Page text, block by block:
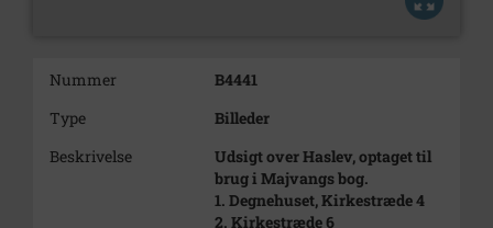
Nummer
B4441
Type
Billeder
Beskrivelse
Udsigt over Haslev, optaget til
brug i Majvangs bog.
1. Degnehuset, Kirkestræde 4
2. Kirkestræde 6